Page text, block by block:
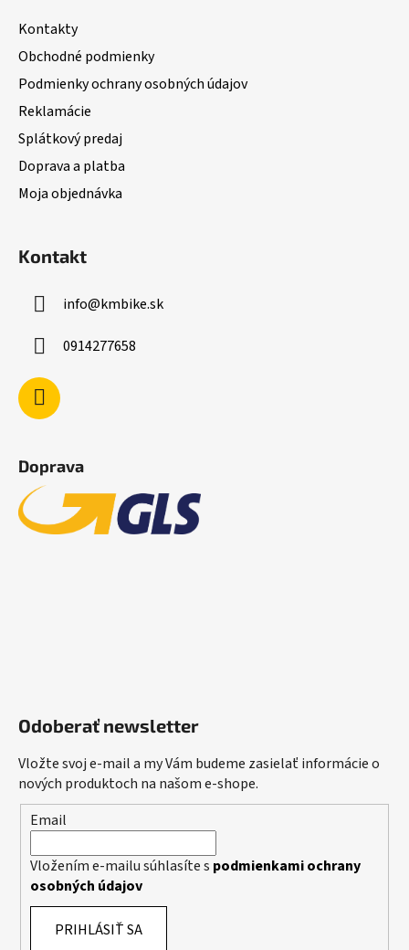
Kontakty
Obchodné podmienky
Podmienky ochrany osobných údajov
Reklamácie
Splátkový predaj
Doprava a platba
Moja objednávka
Kontakt
info@kmbike.sk
0914277658
Doprava
Odoberať newsletter
Vložte svoj e-mail a my Vám budeme zasielať informácie o
nových produktoch na našom e-shope.
Email
Vložením e-mailu súhlasíte s podmienkami ochrany
osobných údajov
PRIHLÁSIŤ SA